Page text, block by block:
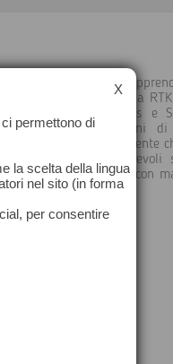
antenna GNSS ad
migliore tecnologia
grazie a RTKplus e
dalle costellazioni
GNSS più efficiente
alle condizioni mutevoli
più precise. Lavora con
X
permettono di
la scelta della lingua
nel sito (in forma
per consentire